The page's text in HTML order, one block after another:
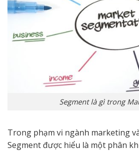
Segment là gì trong
Trong phạm vi ngành marketing
Segment được hiểu là một phân